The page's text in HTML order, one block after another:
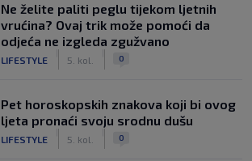
Ne želite paliti peglu tijekom ljetnih
vrućina? Ovaj trik može pomoći da
odjeća ne izgleda zgužvano
LIFESTYLE 5. kol. 0
Pet horoskopskih znakova koji bi ovog
ljeta pronaći svoju srodnu dušu
LIFESTYLE 5. kol. 0